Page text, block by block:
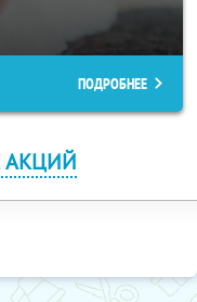
ПОДРОБНЕЕ
АКЦИЙ